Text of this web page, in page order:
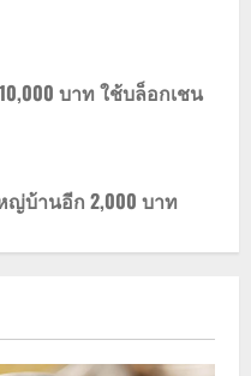
บาท ใช้บล็อกเชน
ญ่บ้านอีก 2,000 บาท